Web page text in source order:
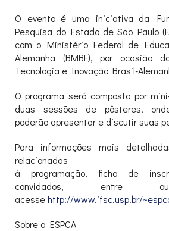
O evento é uma iniciativa da
Pesquisa do Estado de São Paulo
com o Ministério Federal de
Alemanha (BMBF), por ocasião
Tecnologia e Inovação Brasil-
O programa será composto por
duas sessões de pôsteres,
poderão apresentar e discutir suas
Para informações mais
relacionadas
à programação, ficha de
convidados, entre
acessehttp://www.ifsc.usp.br/
Sobre a ESPCA